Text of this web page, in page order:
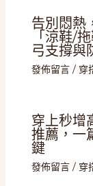
告別悶熱
「涼鞋/
弓支撐與
發佈留言 / 穿
穿上秒增
推薦，一
鍵
發佈留言 / 穿